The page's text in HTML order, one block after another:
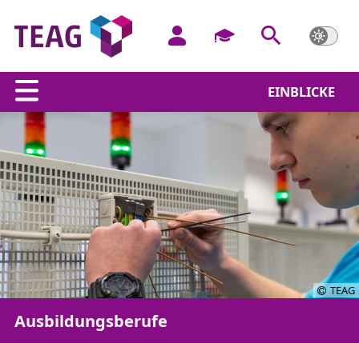
EINBLICKE
TEAG
Ausbildungsberufe